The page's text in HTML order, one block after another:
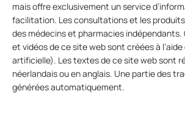
mais offre exclusivement un service
facilitation. Les consultations et les
des médecins et pharmacies
et vidéos de ce site web sont créées à l’aide
artificielle). Les textes de ce site web sont
néerlandais ou en anglais. Une partie des
générées automatiquement.